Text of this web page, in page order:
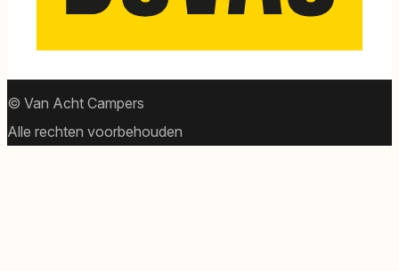
© Van Acht Campers
Alle rechten voorbehouden